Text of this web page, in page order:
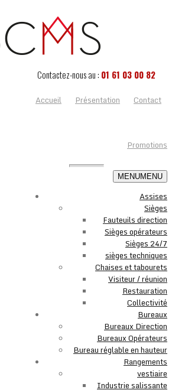
Contactez-nous au : 01 61 03 00 82
Accueil
Présentation Contact
Promotions
MENUMENU
Assises
Sièges
Fauteuils direction
Sièges opérateurs
Sièges 24/7
sièges techniques
Chaises et tabourets
Visiteur / réunion
Restauration
Collectivité
Bureaux
Bureaux Direction
Bureaux Opérateurs
Bureau réglable en hauteur
Rangements
vestiaire
Industrie salissante